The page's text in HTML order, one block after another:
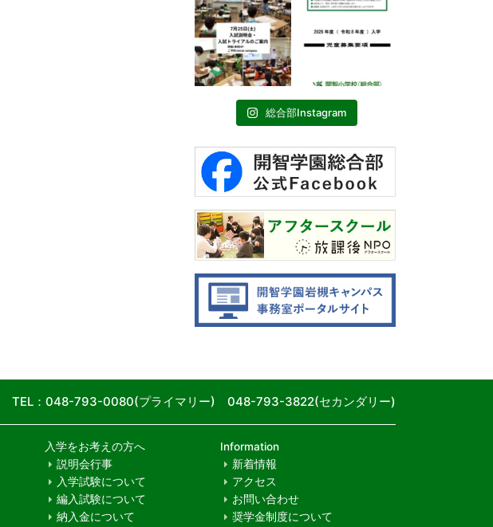
総合部Instagram
TEL：048-793-0080(プライマリー) 048-793-3822(セカンダリー)
入学をお考えの方へ
説明会行事
入学試験について
編入試験について
納入金について
Information
新着情報
アクセス
お問い合わせ
奨学金制度について